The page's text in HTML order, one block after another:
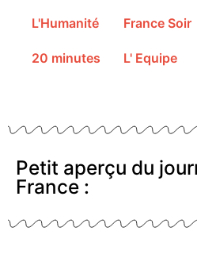
L'Humanité France Soir
20 minutes L' Equipe
Petit aperçu du
France :